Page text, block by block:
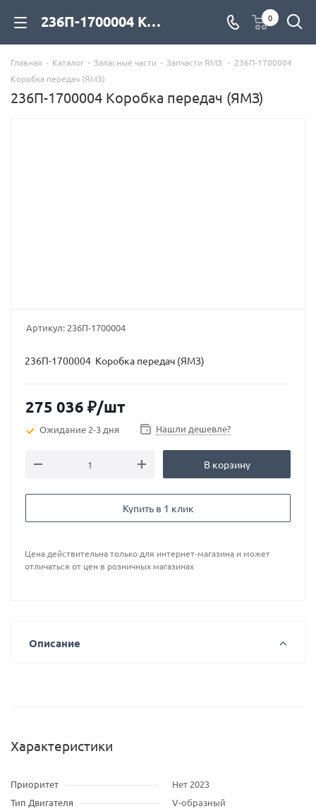
236П-1700004 Коробка передач (ЯМЗ) для дизельных двигателей купить со склада с доставкой по цене официального дилера - компания Дизель Экспорт 0
Главная - Каталог - Запасные части - Запчасти ЯМЗ - 236П-1700004
Коробка передач (ЯМЗ)
236П-1700004 Коробка передач (ЯМЗ)
Артикул: 236П-1700004
236П-1700004 Коробка передач (ЯМЗ)
275 036 ₽/шт
Ожидание 2-3 дня Нашли дешевле?
В корзину
Купить в 1 клик
Цена действительна только для интернет-магазина и может
отличаться от цен в розничных магазинах
Описание
Характеристики
Приоритет
Нет 2023
Тип Двигателя
V-образный